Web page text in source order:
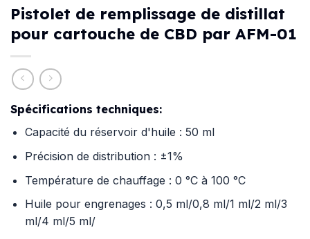
Pistolet de remplissage de distillat
pour cartouche de CBD par AFM-01
Spécifications techniques:
Capacité du réservoir d'huile : 50 ml
Précision de distribution : ±1%
Température de chauffage : 0 °C à 100 °C
Huile pour engrenages : 0,5 ml/0,8 ml/1 ml/2 ml/3
ml/4 ml/5 ml/